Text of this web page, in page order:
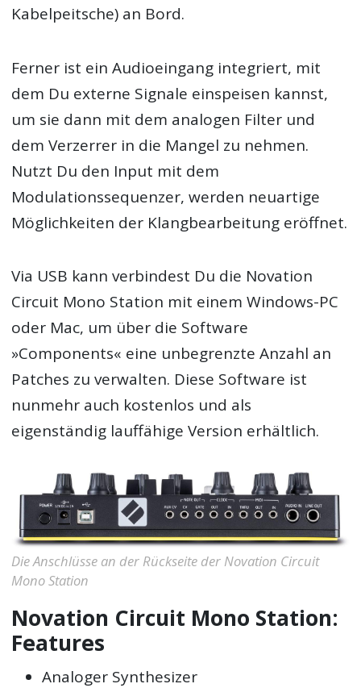
Kabelpeitsche) an Bord.
Ferner ist ein Audioeingang integriert, mit
dem Du externe Signale einspeisen kannst,
um sie dann mit dem analogen Filter und
dem Verzerrer in die Mangel zu nehmen.
Nutzt Du den Input mit dem
Modulationssequenzer, werden neuartige
Möglichkeiten der Klangbearbeitung eröffnet.
Via USB kann verbindest Du die Novation
Circuit Mono Station mit einem Windows-PC
oder Mac, um über die Software
»Components« eine unbegrenzte Anzahl an
Patches zu verwalten. Diese Software ist
nunmehr auch kostenlos und als
eigenständig lauffähige Version erhältlich.
Die Anschlüsse an der Rückseite der Novation Circuit
Mono Station
Novation Circuit Mono Station:
Features
Analoger Synthesizer